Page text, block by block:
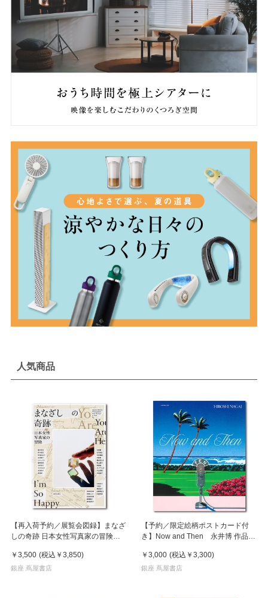
人気商品
【再入荷予約／展覧会図録】まなざ
しの奇跡 日本女性写真家の冒険
￥3,500 (税込 ￥3,850)
銀座 蔦屋書店
【予約／限定絵柄ポストカード付
き】Now and Then 永井博 作品
￥3,000 (税込 ￥3,300)
銀座 蔦屋書店